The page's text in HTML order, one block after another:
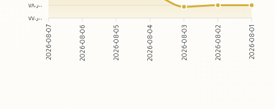
٧٨٠٫٠٠
٧٧٠٫٠٠
2026-08-07 2026-08-06 2026-08-05 2026-08-04 2026-08-03 2026-08-02 2026-08-01